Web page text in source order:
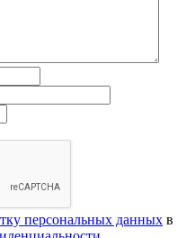
персональных данных в